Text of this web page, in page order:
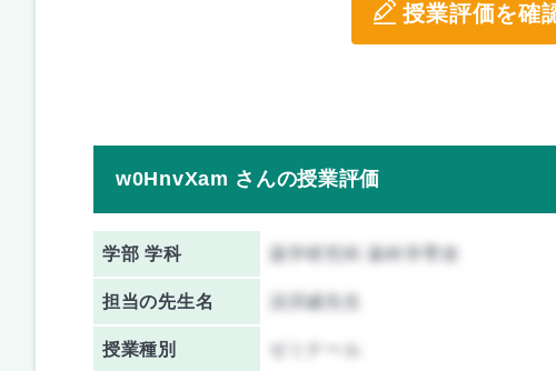
授業評価を確
w0HnvXam さんの授業評価
学部 学科 薬学研究科 薬科学専攻
担当の先生名 須貝威先生
授業種別